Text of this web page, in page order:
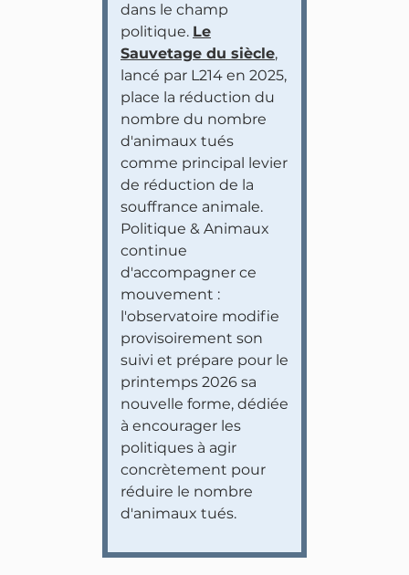
dans le champ
politique. Le
Sauvetage du siècle,
lancé par L214 en 2025,
place la réduction du
nombre du nombre
d'animaux tués
comme principal levier
de réduction de la
souffrance animale.
Politique & Animaux
continue
d'accompagner ce
mouvement :
l'observatoire modifie
provisoirement son
suivi et prépare pour le
printemps 2026 sa
nouvelle forme, dédiée
à encourager les
politiques à agir
concrètement pour
réduire le nombre
d'animaux tués.